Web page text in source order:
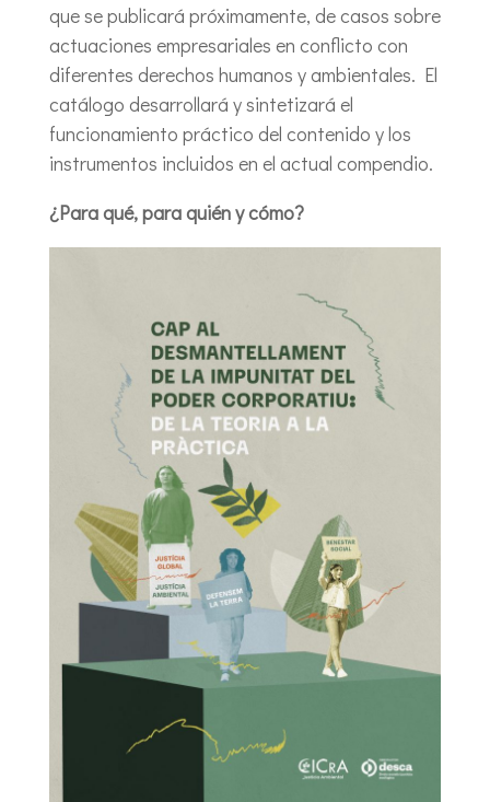
que se publicará próximamente, de casos sobre
actuaciones empresariales en conflicto con
diferentes derechos humanos y ambientales. El
catálogo desarrollará y sintetizará el
funcionamiento práctico del contenido y los
instrumentos incluidos en el actual compendio.
¿Para qué, para quién y cómo?